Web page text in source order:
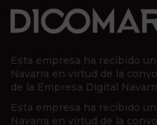
Esta empresa ha recibido
Navarra en virtud de la
de la Empresa Digital
Esta empresa ha recibido
Navarra en virtud de la